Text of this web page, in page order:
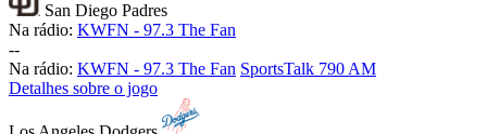
San Diego Padres
Na rádio: KWFN - 97.3 The Fan
--
Na rádio: KWFN - 97.3 The Fan SportsTalk 790 AM
Detalhes sobre o jogo